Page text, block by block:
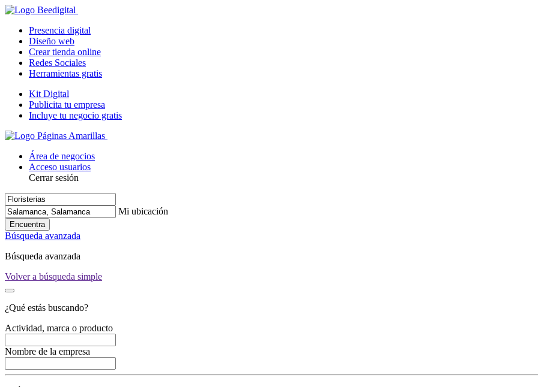
Presencia digital
Diseño web
Crear tienda online
Redes Sociales
Herramientas gratis
Kit Digital
Publicita tu empresa
Incluye tu negocio gratis
Área de negocios
Acceso usuarios
Cerrar sesión
Mi ubicación
Encuentra
Búsqueda avanzada
Búsqueda avanzada
Volver a búsqueda simple
¿Qué estás buscando?
Actividad, marca o producto
Nombre de la empresa